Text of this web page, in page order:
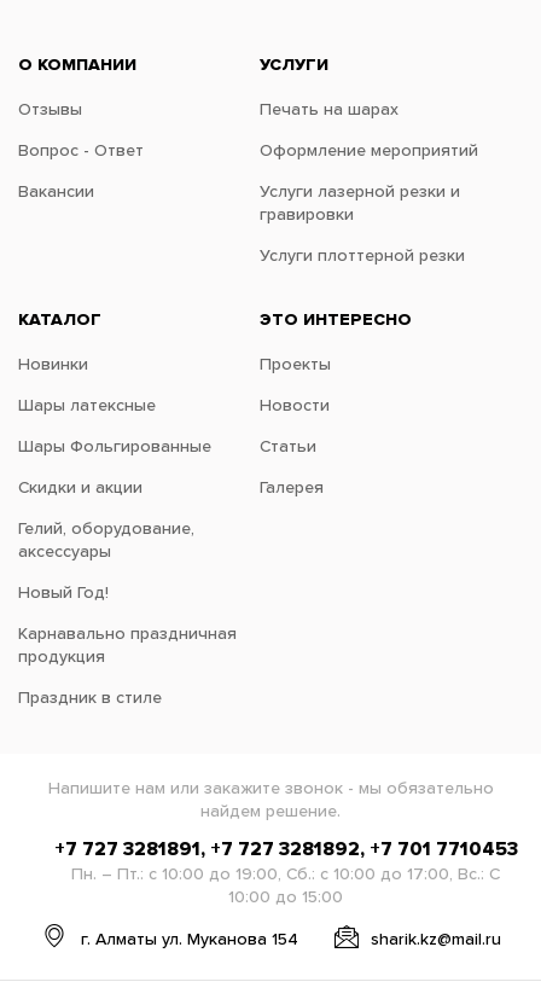
О КОМПАНИИ
Отзывы
Вопрос - Ответ
Вакансии
УСЛУГИ
Печать на шарах
Оформление мероприятий
Услуги лазерной резки и
гравировки
Услуги плоттерной резки
КАТАЛОГ
Новинки
Шары латексные
Шары Фольгированные
Скидки и акции
Гелий, оборудование,
аксессуары
Новый Год!
Карнавально праздничная
продукция
Праздник в стиле
ЭТО ИНТЕРЕСНО
Проекты
Новости
Статьи
Галерея
Напишите нам или закажите звонок - мы обязательно
найдем решение.
+7 727 3281891, +7 727 3281892, +7 701 7710453
Пн. – Пт.: с 10:00 до 19:00, Сб.: с 10:00 до 17:00, Вс.: С
10:00 до 15:00
г. Алматы ул. Муканова 154 sharik.kz@mail.ru